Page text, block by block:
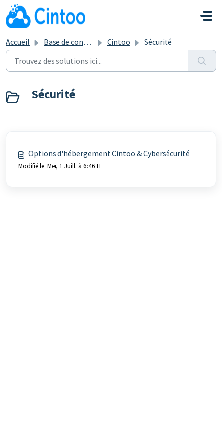
Passer au contenu principal
Accueil Base de connaissances Cintoo Sécurité
Sécurité
Options d'hébergement Cintoo & Cybersécurité
Modifié le Mer, 1 Juill. à 6:46 H